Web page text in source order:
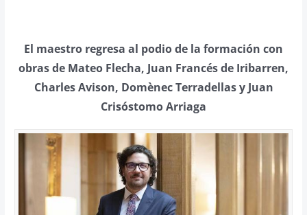
El maestro regresa al podio de la formación con
obras de Mateo Flecha, Juan Francés de Iribarren,
Charles Avison, Domènec Terradellas y Juan
Crisóstomo Arriaga